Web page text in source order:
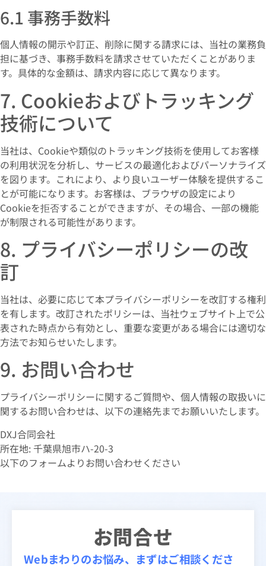
6.1 事務手数料
個人情報の開示や訂正、削除に関する請求には、当社の業務負
担に基づき、事務手数料を請求させていただくことがありま
す。具体的な金額は、請求内容に応じて異なります。
7. Cookieおよびトラッキング
技術について
当社は、Cookieや類似のトラッキング技術を使用してお客様
の利用状況を分析し、サービスの最適化およびパーソナライズ
を図ります。これにより、より良いユーザー体験を提供するこ
とが可能になります。お客様は、ブラウザの設定により
Cookieを拒否することができますが、その場合、一部の機能
が制限される可能性があります。
8. プライバシーポリシーの改
訂
当社は、必要に応じて本プライバシーポリシーを改訂する権利
を有します。改訂されたポリシーは、当社ウェブサイト上で公
表された時点から有効とし、重要な変更がある場合には適切な
方法でお知らせいたします。
9. お問い合わせ
プライバシーポリシーに関するご質問や、個人情報の取扱いに
関するお問い合わせは、以下の連絡先までお願いいたします。
DXJ合同会社
所在地: 千葉県旭市ハ-20-3
以下のフォームよりお問い合わせください
お問合せ
Webまわりのお悩み、まずはご相談くださ